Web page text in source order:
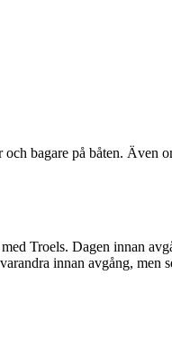
bagare på båten. Även
Troels. Dagen innan
innan avgång, men